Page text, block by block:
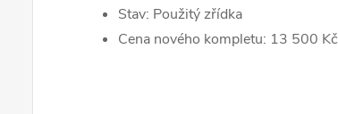
Stav: Použitý zřídka
Cena nového kompletu: 13 500 Kč